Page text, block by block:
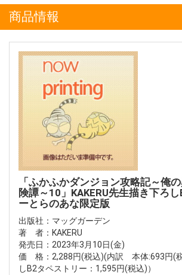
商品情報
「ふかふかダンジョン攻略記～俺
険譚～10」KAKERU先生描き下ろ
ーとらのあな限定版
出版社：マッグガーデン
著 者：KAKERU
発売日：2023年3月10日(金)
価 格：2,288円(税込)(内訳 本体:693円(
しB2タペストリー：1,595円(税込)）